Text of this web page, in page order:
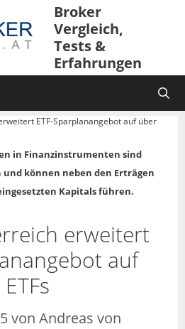
Broker
Vergleich,
Tests &
Erfahrungen
ETF-Sparplanangebot auf über
in Finanzinstrumenten sind
können neben den Erträgen
Kapitals führen.
erweitert
auf
von Andreas von